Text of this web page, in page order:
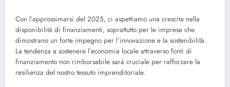
Con l’approssimarsi del 2025, ci aspettiamo una crescita nella
disponibilità di finanziamenti, soprattutto per le imprese che
dimostrano un forte impegno per l’innovazione e la sostenibilità.
La tendenza a sostenere l’economia locale attraverso fonti di
finanziamento non rimborsabile sarà cruciale per rafforzare la
resilienza del nostro tessuto imprenditoriale.